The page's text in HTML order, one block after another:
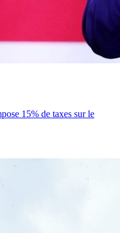
15% de taxes sur le